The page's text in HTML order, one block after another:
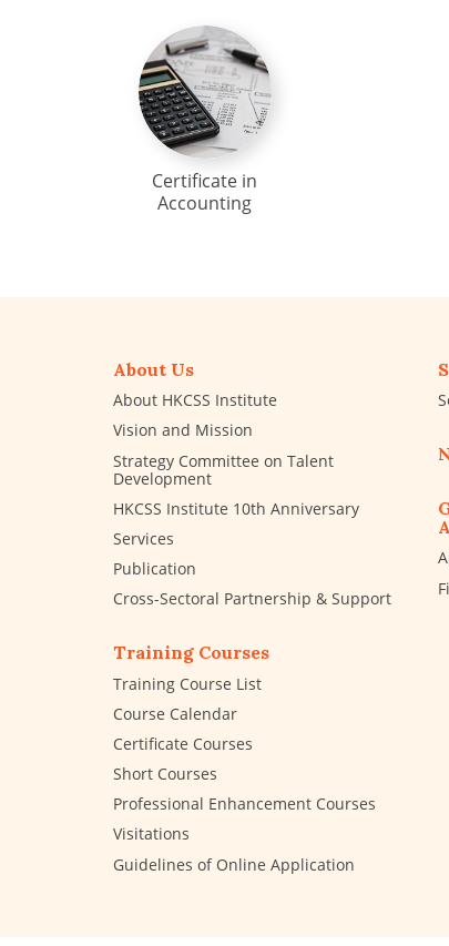
Certificate in
Accounting
About Us
About HKCSS Institute
Vision and Mission
Strategy Committee on Talent
Development
HKCSS Institute 10th Anniversary
Services
Publication
Cross-Sectoral Partnership & Support
Training Courses
Training Course List
Course Calendar
Certificate Courses
Short Courses
Professional Enhancement Courses
Visitations
Guidelines of Online Application